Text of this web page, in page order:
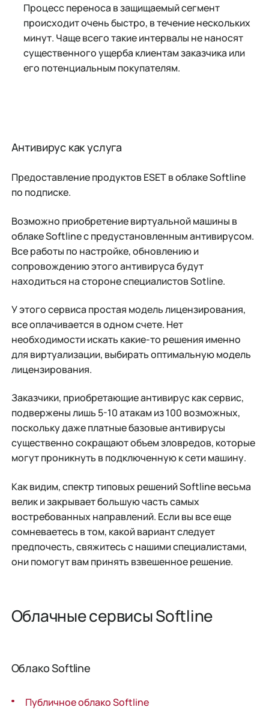
Процесс переноса в защищаемый сегмент
происходит очень быстро, в течение нескольких
минут. Чаще всего такие интервалы не наносят
существенного ущерба клиентам заказчика или
его потенциальным покупателям.
Антивирус как услуга
Предоставление продуктов ESET в облаке Softline
по подписке.
Возможно приобретение виртуальной машины в
облаке Softline с предустановленным антивирусом.
Все работы по настройке, обновлению и
сопровождению этого антивируса будут
находиться на стороне специалистов Sotline.
У этого сервиса простая модель лицензирования,
все оплачивается в одном счете. Нет
необходимости искать какие-то решения именно
для виртуализации, выбирать оптимальную модель
лицензирования.
Заказчики, приобретающие антивирус как сервис,
подвержены лишь 5-10 атакам из 100 возможных,
поскольку даже платные базовые антивирусы
существенно сокращают объем зловредов, которые
могут проникнуть в подключенную к сети машину.
Как видим, спектр типовых решений Softline весьма
велик и закрывает большую часть самых
востребованных направлений. Если вы все еще
сомневаетесь в том, какой вариант следует
предпочесть, свяжитесь с нашими специалистами,
они помогут вам принять взвешенное решение.
Облачные сервисы Softline
Облако Softline
Публичное облако Softline